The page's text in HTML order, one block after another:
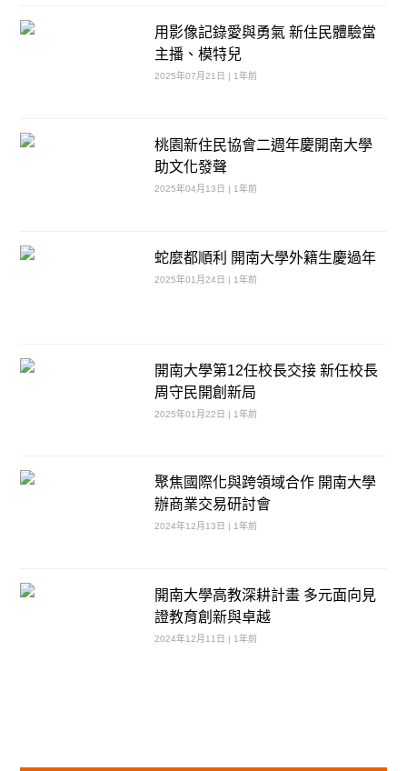
用影像記錄愛與勇氣 新住民體驗當
主播、模特兒
2025年07月21日 | 1年前
桃園新住民協會二週年慶開南大學
助文化發聲
2025年04月13日 | 1年前
蛇麼都順利 開南大學外籍生慶過年
2025年01月24日 | 1年前
開南大學第12任校長交接 新任校長
周守民開創新局
2025年01月22日 | 1年前
聚焦國際化與跨領域合作 開南大學
辦商業交易研討會
2024年12月13日 | 1年前
開南大學高教深耕計畫 多元面向見
證教育創新與卓越
2024年12月11日 | 1年前